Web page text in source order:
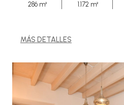
286 m² 1.172 m²
MÁS DETALLES